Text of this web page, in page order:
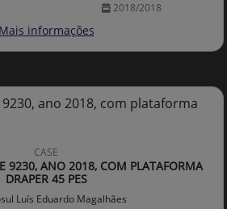
2018/2018
Mais informações
CASE
9230, ANO 2018, COM PLATAFORMA
DRAPER 45 PES
Luís Eduardo Magalhães